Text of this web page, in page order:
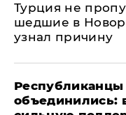
Турция не
шедшие в
узнал причину
объединились: